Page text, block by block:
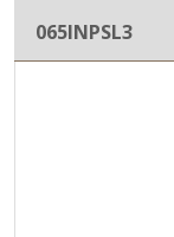
065INPSL3